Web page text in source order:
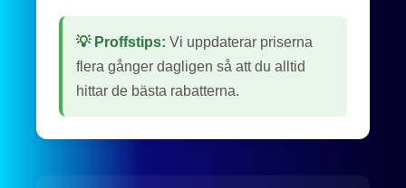
💡 Proffstips: Vi uppdaterar priserna
flera gånger dagligen så att du alltid
hittar de bästa rabatterna.